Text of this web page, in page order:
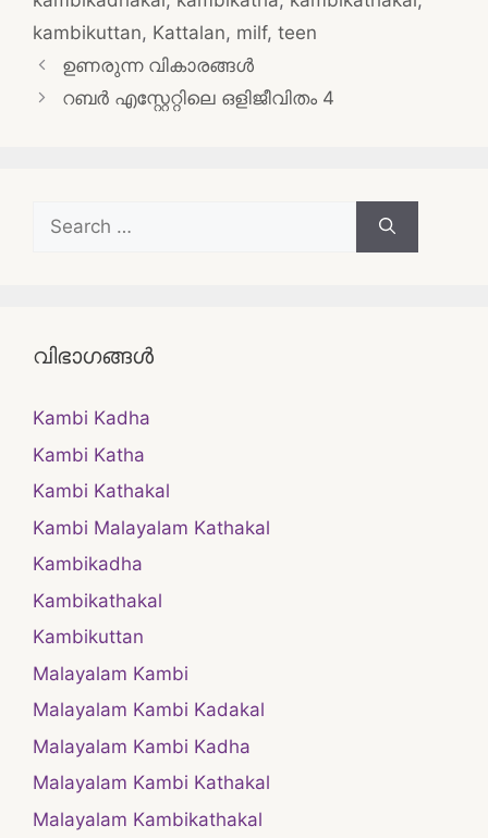
kambikuttan, Kattalan, milf, teen
Post
navigation
ഉണരുന്ന വികാരങ്ങൾ
റബർ എസ്റ്റേറ്റിലെ ഒളിജീവിതം 4
Search
for:
വിഭാഗങ്ങൾ
Kambi Kadha
Kambi Katha
Kambi Kathakal
Kambi Malayalam Kathakal
Kambikadha
Kambikathakal
Kambikuttan
Malayalam Kambi
Malayalam Kambi Kadakal
Malayalam Kambi Kadha
Malayalam Kambi Kathakal
Malayalam Kambikathakal